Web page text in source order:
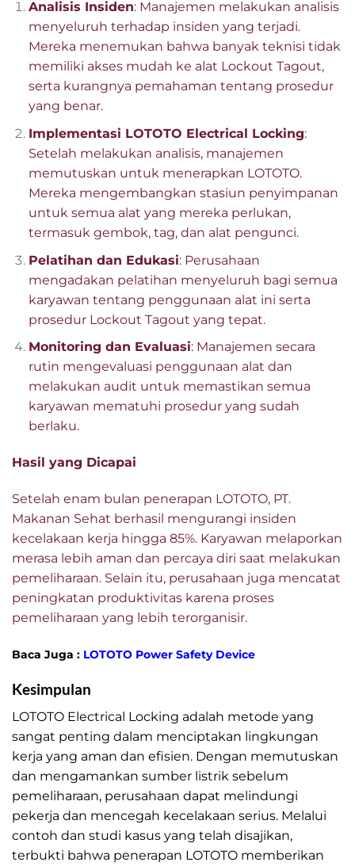
Analisis Insiden: Manajemen melakukan analisis
menyeluruh terhadap insiden yang terjadi.
Mereka menemukan bahwa banyak teknisi tidak
memiliki akses mudah ke alat Lockout Tagout,
serta kurangnya pemahaman tentang prosedur
yang benar.
Implementasi LOTOTO Electrical Locking:
Setelah melakukan analisis, manajemen
memutuskan untuk menerapkan LOTOTO.
Mereka mengembangkan stasiun penyimpanan
untuk semua alat yang mereka perlukan,
termasuk gembok, tag, dan alat pengunci.
Pelatihan dan Edukasi: Perusahaan
mengadakan pelatihan menyeluruh bagi semua
karyawan tentang penggunaan alat ini serta
prosedur Lockout Tagout yang tepat.
Monitoring dan Evaluasi: Manajemen secara
rutin mengevaluasi penggunaan alat dan
melakukan audit untuk memastikan semua
karyawan mematuhi prosedur yang sudah
berlaku.
Hasil yang Dicapai
Setelah enam bulan penerapan LOTOTO, PT.
Makanan Sehat berhasil mengurangi insiden
kecelakaan kerja hingga 85%. Karyawan melaporkan
merasa lebih aman dan percaya diri saat melakukan
pemeliharaan. Selain itu, perusahaan juga mencatat
peningkatan produktivitas karena proses
pemeliharaan yang lebih terorganisir.
Baca Juga : LOTOTO Power Safety Device
Kesimpulan
LOTOTO Electrical Locking adalah metode yang
sangat penting dalam menciptakan lingkungan
kerja yang aman dan efisien. Dengan memutuskan
dan mengamankan sumber listrik sebelum
pemeliharaan, perusahaan dapat melindungi
pekerja dan mencegah kecelakaan serius. Melalui
contoh dan studi kasus yang telah disajikan,
terbukti bahwa penerapan LOTOTO memberikan